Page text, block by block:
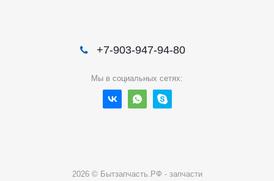
+7-903-947-94-80
Мы в социальных сетях:
2026 © Бытзапчасть.РФ - запчасти